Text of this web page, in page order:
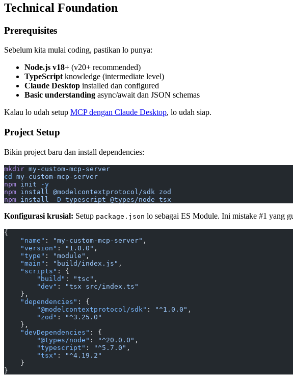
Technical Foundation
Prerequisites
Sebelum kita mulai coding, pastikan lo punya:
Node.js v18+ (v20+ recommended)
TypeScriptknowledge (intermediate level)
Claude Desktop installed dan configured
Basic understanding async/await dan JSON schemas
Kalau lo udah setup MCP dengan Claude Desktop, lo udah siap.
Project Setup
Bikin project baru dan install dependencies:
mkdir my-custom-mcp-server
cd
my-custom-mcp-server
npm init -y
npm install @modelcontextprotocol/sdk zod
npm install -D typescript @types/node tsx
Konfigurasi krusial: Setup package.json lo sebagai ES Module. Ini mistake #1 yang
{
    "name"
: "my-custom-mcp-server" ,
    "version"
: "1.0.0" ,
    "type"
: "module" ,
    "main"
: "build/index.js" ,
    "scripts"
: {
        "build"
: "tsc" ,
        "dev"
:
"tsx src/index.ts"
    },
    "dependencies"
: {
        "@modelcontextprotocol/sdk"
: "^1.0.0" ,
        "zod"
:
"^3.25.0"
    },
    "devDependencies"
: {
        "@types/node"
: "^20.0.0" ,
        "typescript"
: "^5.7.0" ,
        "tsx"
:
"^4.19.2"
    }
}